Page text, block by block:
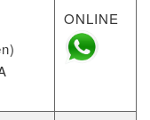
ONLINE